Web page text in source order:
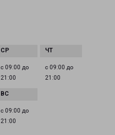
с 09:00 до
21:00
с 09:00 до
21:00
с 09:00 до
21:00